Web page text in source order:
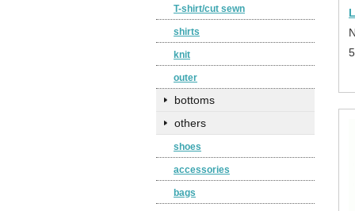
T-shirt/cut sewn
shirts
knit
outer
bottoms
others
shoes
accessories
bags